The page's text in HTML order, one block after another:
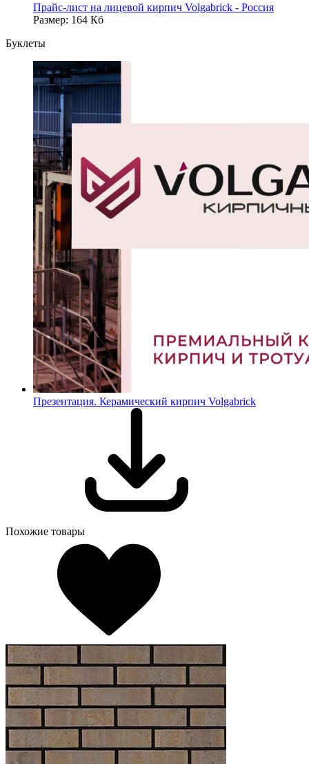
Прайс-лист на лицевой кирпич Volgabrick - Россия
Размер: 164 Кб
Буклеты
Презентация. Керамический кирпич Volgabrick
Похожие товары